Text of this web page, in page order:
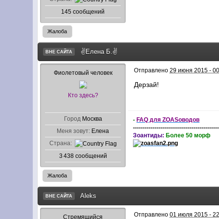
145 сообщений
Жалоба
ВНЕ САЙТА ✌Елена Б.✌
Фиолетовый человек
Кто здесь?
Город Москва
Меня зовут: Елена
Страна:
3 438 сообщений
Отправлено29 июня 2015 -
Дерзай!
-FAQ для ZOASоводов
Зоантиды:Более 50 морф
Жалоба
ВНЕ САЙТА Aleks
Стремящийся Отправлено01 июля 2015 -